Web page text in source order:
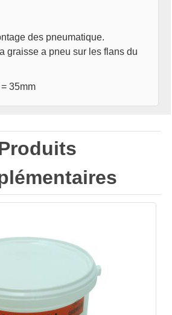
des pneumatique.
graisse a pneu sur les flans du
35mm